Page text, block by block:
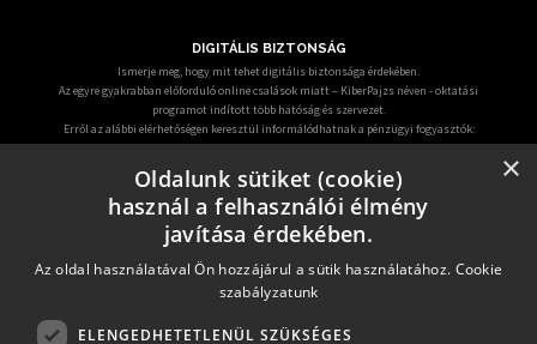
DIGITÁLIS BIZTONSÁG
Ismerje meg, hogy mit tehet digitális biztonsága érdekében.
Az egyre gyakrabban előforduló online csalások miatt – KiberPajzs néven - oktatási
programot indított több hatóság és szervezet.
Erről az alábbi elérhetőségen keresztül informálódhatnak a pénzügyi fogyasztók:
https:/kiberpajzs.hu.
Az Euroleasing Zrt. termékeinek értékesítése során alapvető fontosságúnak tartja
ügyfelek alapos és pontos tájékoztatását a konstrukció részleteiről. Elkötelezett az
nyújtására.
×
Oldalunk sütiket (cookie)
használ a felhasználói élmény
javítása érdekében.
Az oldal használatával Ön hozzájárul a sütik használatához. Cookie
szabályzatunk
ELENGEDHETETLENÜL SZÜKSÉGES